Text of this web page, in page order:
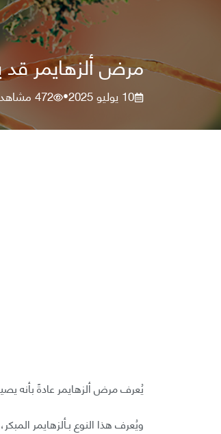
مرض ألزهايمر
10 يوليو 2025 •
472
يُعرف مرض ألزهايمر عادةً بأنه يصيب المسنين، لكن نحو
ويُعرف هذا النوع بـألزهايمر